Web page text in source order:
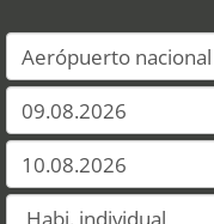
7
8
10
11
12